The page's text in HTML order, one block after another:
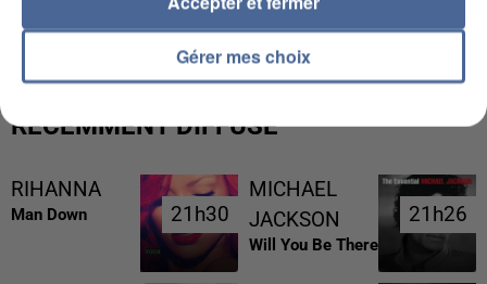
MAFIA INTERPELLÉ EN ALGÉRIE
RÉCEMMENT DIFFUSÉ
RIHANNA
Man Down 21h30
21h30
MICHAEL
JACKSON
Will You Be There
21h26
21h26
Gérer mes choix